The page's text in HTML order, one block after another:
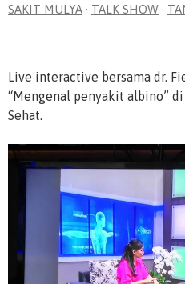
SAKIT MULYA · TALK SHOW ·
Live interactive bersama dr.
“Mengenal penyakit albino”
Sehat.